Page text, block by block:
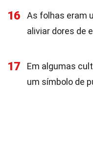
16
As folhas eram
aliviar dores de
17
Em algumas
um símbolo de